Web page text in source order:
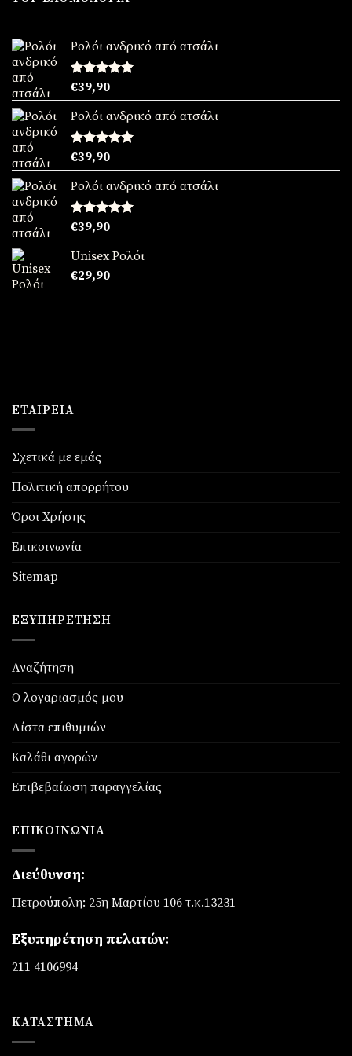
Ρολόι ανδρικό από ατσάλι
Βαθμολογήθηκε
με5.00
από 5
€39,90
Ρολόι ανδρικό από ατσάλι
Βαθμολογήθηκε
με5.00
από 5
€39,90
Ρολόι ανδρικό από ατσάλι
Βαθμολογήθηκε
με5.00
από 5
€39,90
Unisex Ρολόι
€29,90
ΕΤΑΙΡΕΊΑ
Σχετικά με εμάς
Πολιτική απορρήτου
Όροι Χρήσης
Επικοινωνία
Sitemap
ΕΞΥΠΗΡΈΤΗΣΗ
Αναζήτηση
Ο λογαριασμός μου
Λίστα επιθυμιών
Καλάθι αγορών
Επιβεβαίωση παραγγελίας
ΕΠΙΚΟΙΝΩΝΊΑ
Διεύθυνση:
Πετρούπολη: 25η Μαρτίου 106 τ.κ.13231
Εξυπηρέτηση πελατών:
211 4106994
ΚΑΤΆΣΤΗΜΑ